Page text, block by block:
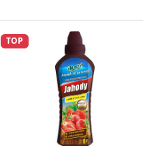
TOP